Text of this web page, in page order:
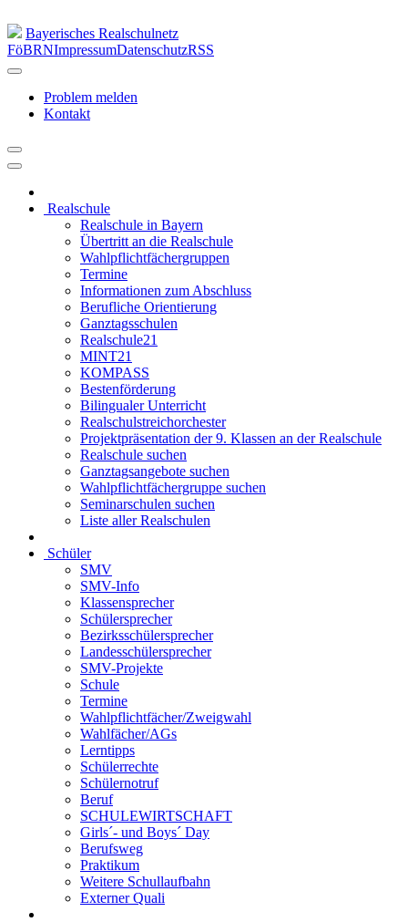
Bayerisches Realschulnetz
FöBRNImpressumDatenschutzRSS
Problem melden
Kontakt
Realschule
Realschule in Bayern
Übertritt an die Realschule
Wahlpflichtfächergruppen
Termine
Informationen zum Abschluss
Berufliche Orientierung
Ganztagsschulen
Realschule21
MINT21
KOMPASS
Bestenförderung
Bilingualer Unterricht
Realschulstreichorchester
Projektpräsentation der 9. Klassen an der Realschule
Realschule suchen
Ganztagsangebote suchen
Wahlpflichtfächergruppe suchen
Seminarschulen suchen
Liste aller Realschulen
Schüler
SMV
SMV-Info
Klassensprecher
Schülersprecher
Bezirksschülersprecher
Landesschülersprecher
SMV-Projekte
Schule
Termine
Wahlpflichtfächer/Zweigwahl
Wahlfächer/AGs
Lerntipps
Schülerrechte
Schülernotruf
Beruf
SCHULEWIRTSCHAFT
Girls´- und Boys´ Day
Berufsweg
Praktikum
Weitere Schullaufbahn
Externer Quali